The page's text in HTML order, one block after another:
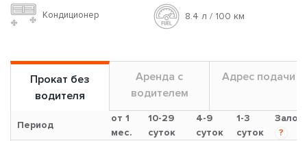
Кондиционер 8.4 л / 100 км
Прокат без
водителя
Аренда с
водителем
Адрес подачи
Период
от 1
мес.
10-29
суток
4-9
суток
1-3
суток
Залог
?